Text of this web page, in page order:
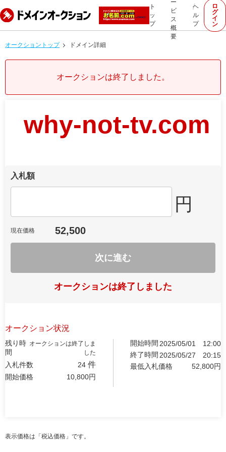
ト
ッ
プ
ー
ビ
ス
概
要
ヘ
ル
プ
ロ
グ
イ
ン
オークショントップ ドメイン詳細
オークションは終了しました。
why-not-tv.com
入札額
円
現在価格 52,500
次に進む
オークションは終了しました
オークション状況
残り時
間
オークションは終了しま
した
入札件数 24 件
開始価格 10,800円
開始時間 2025/05/01
12:00
終了時間 2025/05/27
20:15
最低入札価格
52,800円
表示価格は「税込価格」です。